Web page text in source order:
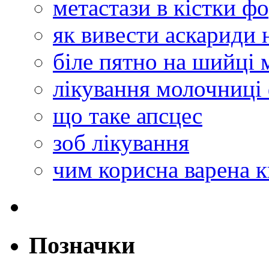
метастази в кістки
як вивести
біле пятно на шийці
лікування
що таке апсцес
зоб лікування
чим корисна варена
Позначки